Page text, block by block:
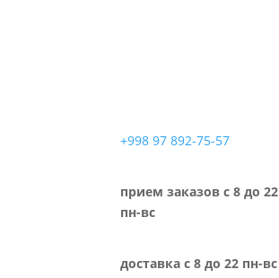
+998 97 892-75-57
прием заказов с 8 до 22
пн-вс
доставка с 8 до 22 пн-вс